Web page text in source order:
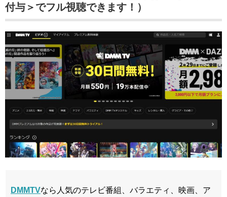
付与＞でフル視聴できます！）
DMMTVなら人気のテレビ番組、バラエティ、映画、ア